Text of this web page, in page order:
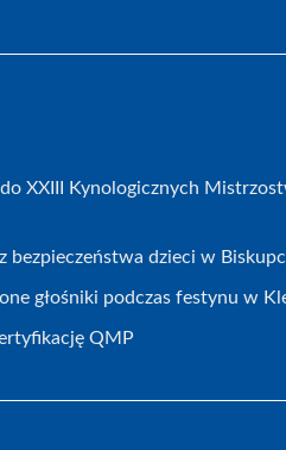
XXIII Kynologicznych
bezpieczeństwa dzieci w
głośniki podczas festynu w
QMP